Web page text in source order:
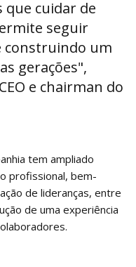
que cuidar de
seguir
construindo um
gerações",
e chairman do
tem ampliado
profissional, bem-
de lideranças, entre
de uma experiência